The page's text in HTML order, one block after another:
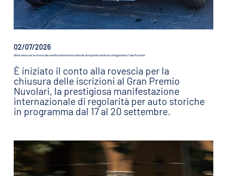
02/07/2026
Ultimo mese per iscriversi alla manifestazione internazionale di regolarità dedicata al leggendario Tazio Nuvolari
È iniziato il conto alla rovescia per la
chiusura delle iscrizioni al Gran Premio
Nuvolari, la prestigiosa manifestazione
internazionale di regolarità per auto storiche
in programma dal 17 al 20 settembre.